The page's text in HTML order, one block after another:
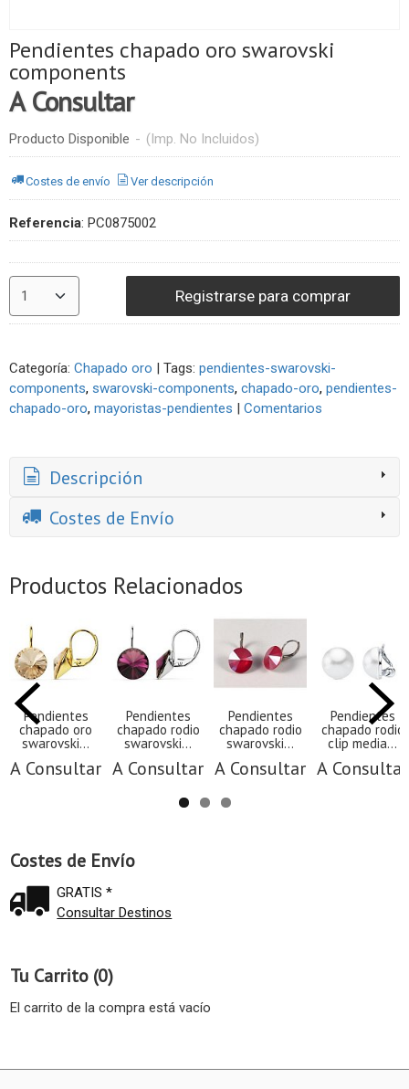
Costes de Envío
GRATIS *
Consultar Destinos
Tu Carrito (0)
El carrito de la compra está vacío
Pendientes chapado oro swarovski
components
A Consultar
Producto Disponible - (Imp. No Incluidos)
Costes de envío Ver descripción
Referencia: PC0875002
Registrarse para comprar
Categoría: Chapado oro | Tags: pendientes-swarovski-
components swarovski-components chapado-oro pendientes-
chapado-oro mayoristas-pendientes | Comentarios
Descripción
Costes de Envío
Productos Relacionados
Pendientes
chapado oro
swarovski...
A Consultar
Pendientes
chapado rodio
swarovski...
A Consultar
Pendientes
chapado rodio
swarovski...
A Consultar
Pendientes
chapado rodio
clip media...
A Consultar